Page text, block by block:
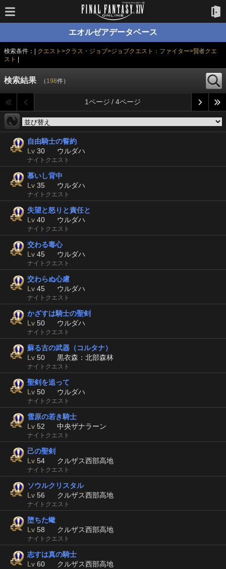
エオルゼアデータベース
検索条件：| クエスト>クラス・ジョブ>ジョブクエスト：ファイター>賢者クエ
スト
検索結果 （ 198件）
1ページ / 4ページ
自由騎士の誓約
Lv 30 ウルダハ
ナイトクエスト
慕いし背中
Lv 35 ウルダハ
ナイトクエスト
失望と怒りと責任と
Lv 40 ウルダハ
ナイトクエスト
交わる毒心
Lv 45 ウルダハ
ナイトクエスト
交わらぬ心慮
Lv 45 ウルダハ
ナイトクエスト
かざすは騎士の聖剣
Lv 50 ウルダハ
ナイトクエスト
蘇る古の武器（コルタナ）
Lv 50 黒衣森：北部森林
ナイトクエスト
聖剣を追って
Lv 50 ウルダハ
ナイトクエスト
雪原の若き騎士
Lv 52 中央ザナラーン
ナイトクエスト
己の聖剣
Lv 54 クルザス西部高地
ナイトクエスト
ソウルクリスタル
Lv 56 クルザス西部高地
ナイトクエスト
堕ちた蠍
Lv 58 クルザス西部高地
ナイトクエスト
志すは真の騎士
Lv 60 クルザス西部高地